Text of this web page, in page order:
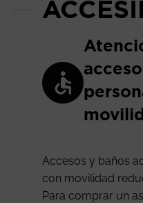
Accesos y baños
con movilidad
Para comprar un